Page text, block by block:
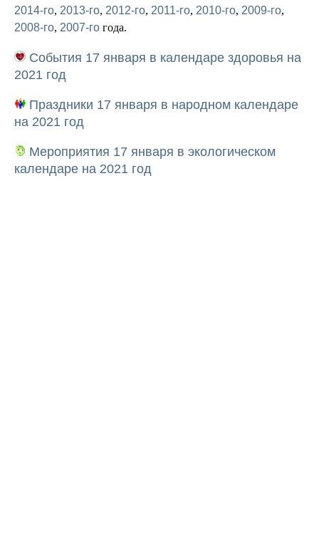
2014-го, 2013-го, 2012-го, 2011-го, 2010-го, 2009-го,
2008-го, 2007-го года.
События 17 января в календаре здоровья на
2021 год
Праздники 17 января в народном календаре
на 2021 год
Мероприятия 17 января в экологическом
календаре на 2021 год